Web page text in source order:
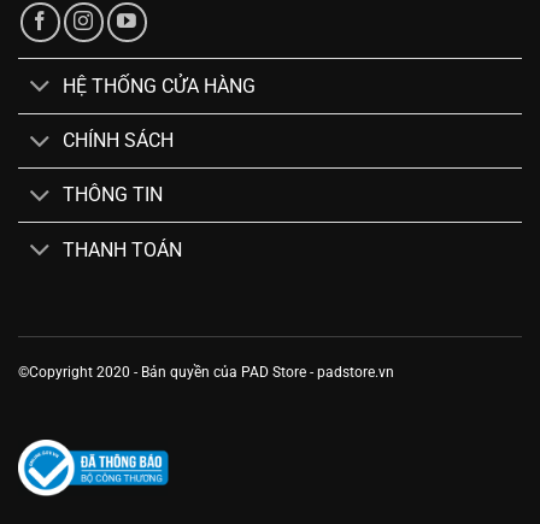
HỆ THỐNG CỬA HÀNG
CHÍNH SÁCH
THÔNG TIN
THANH TOÁN
©Copyright 2020 - Bản quyền của PAD Store - padstore.vn